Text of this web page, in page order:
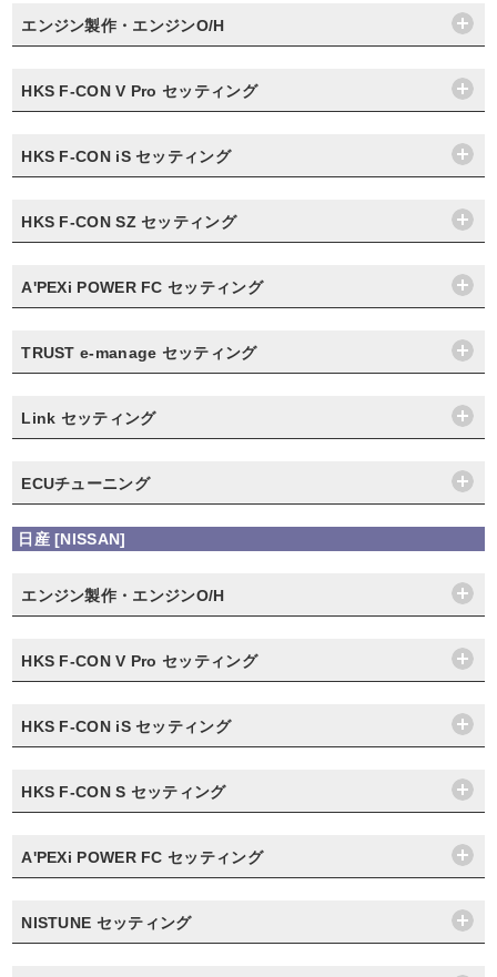
エンジン製作・エンジンO/H
HKS F-CON V Pro セッティング
HKS F-CON iS セッティング
HKS F-CON SZ セッティング
A'PEXi POWER FC セッティング
TRUST e-manage セッティング
Link セッティング
ECUチューニング
日産 [NISSAN]
エンジン製作・エンジンO/H
HKS F-CON V Pro セッティング
HKS F-CON iS セッティング
HKS F-CON S セッティング
A'PEXi POWER FC セッティング
NISTUNE セッティング